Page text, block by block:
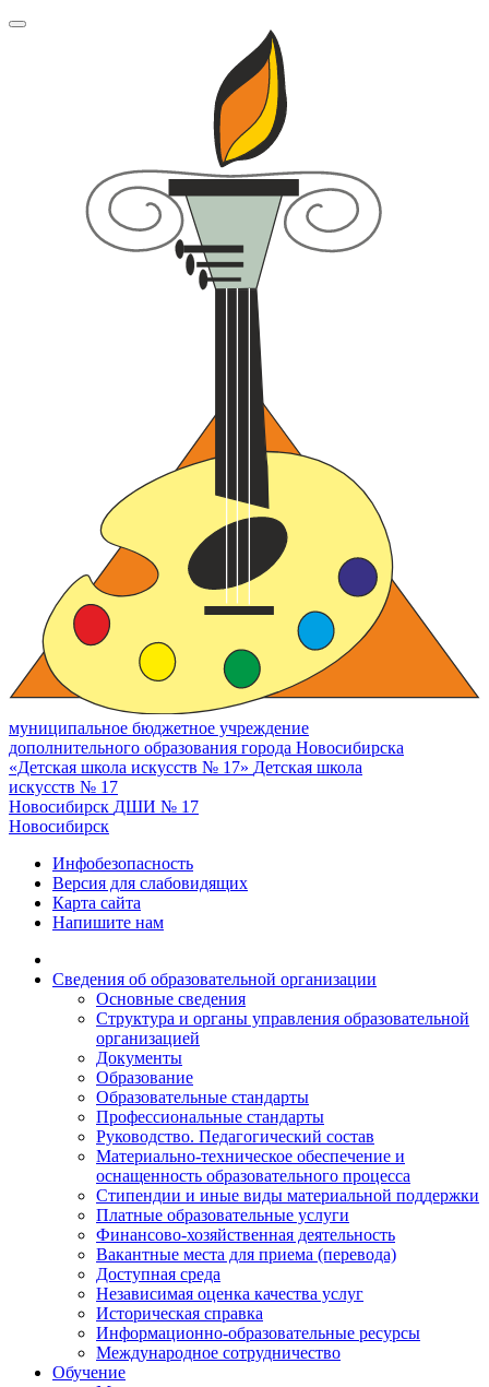
муниципальное бюджетное учреждение
дополнительного образования города Новосибирска
«Детская школа искусств № 17» Детская школа
искусств № 17
Новосибирск ДШИ № 17
Новосибирск
Инфобезопасность
Версия для слабовидящих
Карта сайта
Напишите нам
Сведения об образовательной организации
Основные сведения
Структура и органы управления образовательной
организацией
Документы
Образование
Образовательные стандарты
Профессиональные стандарты
Руководство. Педагогический состав
Материально-техническое обеспечение и
оснащенность образовательного процесса
Стипендии и иные виды материальной поддержки
Платные образовательные услуги
Финансово-хозяйственная деятельность
Вакантные места для приема (перевода)
Доступная среда
Независимая оценка качества услуг
Историческая справка
Информационно-образовательные ресурсы
Международное сотрудничество
Обучение